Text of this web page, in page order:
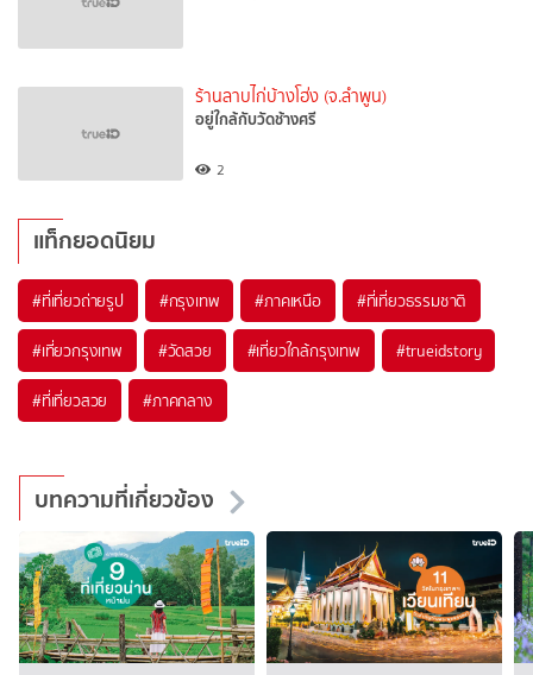
ร้านลาบไก่บ้างโฮ่ง (จ.ลำพูน)
อยู่ใกล้กับวัดช้างศรี
2
แท็กยอดนิยม
#ที่เที่ยวถ่ายรูป #กรุงเทพ #ภาคเหนือ #ที่เที่ยวธรรมชาติ
#เที่ยวกรุงเทพ #วัดสวย #เที่ยวใกล้กรุงเทพ #trueidstory
#ที่เที่ยวสวย #ภาคกลาง
บทความที่เกี่ยวข้อง